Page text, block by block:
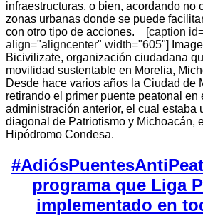
infraestructuras, o bien, acordando no
zonas urbanas donde se puede
con otro tipo de acciones.
[caption
align="aligncenter" width="605"]
Bicivilizate, organización ciudadana
movilidad sustentable en Morelia,
Desde hace varios años la Ciudad de
retirando el primer puente peatonal en
administración anterior, el cual estaba
diagonal de Patriotismo y Michoacán,
Hipódromo Condesa.
programa que Liga
implementado en